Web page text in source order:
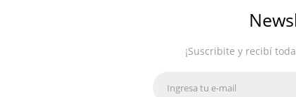
¡Suscribite y recibí